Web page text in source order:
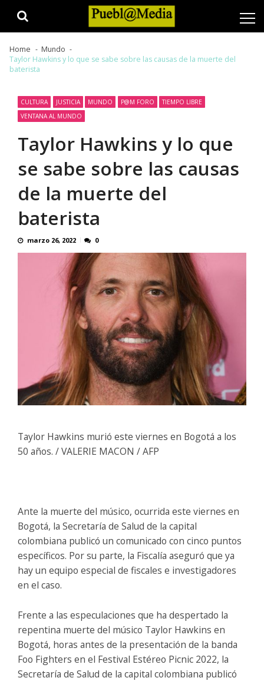
Home
Mundo
Taylor Hawkins y lo que se sabe sobre las causas de la muerte del
baterista
CULTURA JUSTICIA MUNDO P@M FORO
TIEMPO LIBRE
VENTANA AL MUNDO
Taylor Hawkins y lo que
se sabe sobre las causas
de la muerte del
baterista
marzo 26, 2022 0
Taylor Hawkins murió este viernes en Bogotá a los
50 años. / VALERIE MACON / AFP
Ante la muerte del músico, ocurrida este viernes en
Bogotá, la Secretaría de Salud de la capital
colombiana publicó un comunicado con cinco puntos
específicos. Por su parte, la Fiscalía aseguró que ya
hay un equipo especial de fiscales e investigadores
en el caso.
Frente a las especulaciones que ha despertado la
repentina muerte del músico Taylor Hawkins en
Bogotá, horas antes de la presentación de la banda
Foo Fighters en el Festival Estéreo Picnic 2022, la
Secretaría de Salud de la capital colombiana publicó